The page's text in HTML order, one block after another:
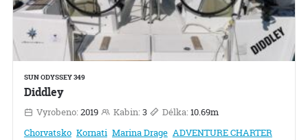
SUN ODYSSEY 349
Diddley
Vyrobeno: 2019 Kabin: 3 Délka: 10.69m
Chorvatsko Kornati Marina Drage ADVENTURE CHARTER